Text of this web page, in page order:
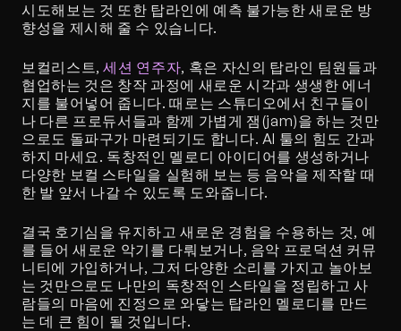
시도해보는 것 또한 탑라인에 예측 불가능한 새로운 방
향성을 제시해 줄 수 있습니다.
보컬리스트, 세션 연주자, 혹은 자신의 탑라인 팀원들과
협업하는 것은 창작 과정에 새로운 시각과 생생한 에너
지를 불어넣어 줍니다. 때로는 스튜디오에서 친구들이
나 다른 프로듀서들과 함께 가볍게 잼(jam)을 하는 것만
으로도 돌파구가 마련되기도 합니다. AI 툴의 힘도 간과
하지 마세요. 독창적인 멜로디 아이디어를 생성하거나
다양한 보컬 스타일을 실험해 보는 등 음악을 제작할 때
한 발 앞서 나갈 수 있도록 도와줍니다.
결국 호기심을 유지하고 새로운 경험을 수용하는 것, 예
를 들어 새로운 악기를 다뤄보거나, 음악 프로덕션 커뮤
니티에 가입하거나, 그저 다양한 소리를 가지고 놀아보
는 것만으로도 나만의 독창적인 스타일을 정립하고 사
람들의 마음에 진정으로 와닿는 탑라인 멜로디를 만드
는 데 큰 힘이 될 것입니다.